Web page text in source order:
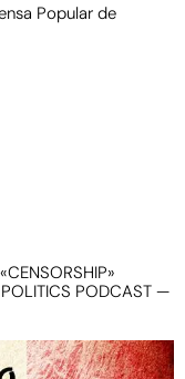
Popular de
PODCAST —